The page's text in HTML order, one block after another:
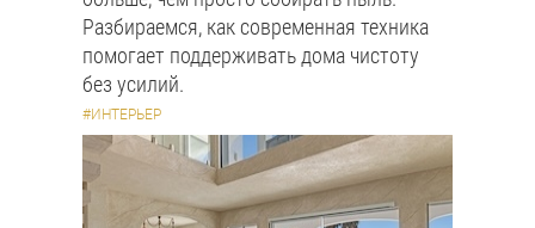
Разбираемся, как современная техника
помогает поддерживать дома чистоту
без усилий.
#ИНТЕРЬЕР